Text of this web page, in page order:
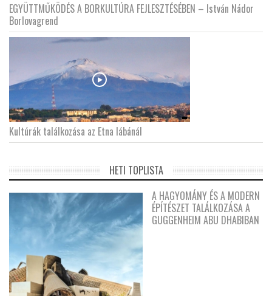
EGYÜTTMŰKÖDÉS A BORKULTÚRA FEJLESZTÉSÉBEN – István Nádor
Borlovagrend
Kultúrák találkozása az Etna lábánál
HETI TOPLISTA
A HAGYOMÁNY ÉS A MODERN
ÉPÍTÉSZET TALÁLKOZÁSA A
GUGGENHEIM ABU DHABIBAN